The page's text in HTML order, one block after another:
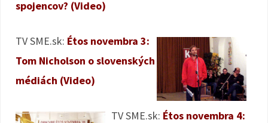
spojencov? (Video)
TV SME.sk: Étos novembra 3:
Tom Nicholson o slovenských
médiách (Video)
TV SME.sk: Étos novembra 4: